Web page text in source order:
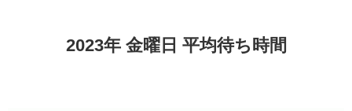
2023年 金曜日 平均待ち時間